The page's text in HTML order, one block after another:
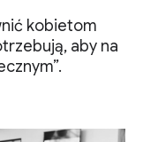
kobietom
aby na